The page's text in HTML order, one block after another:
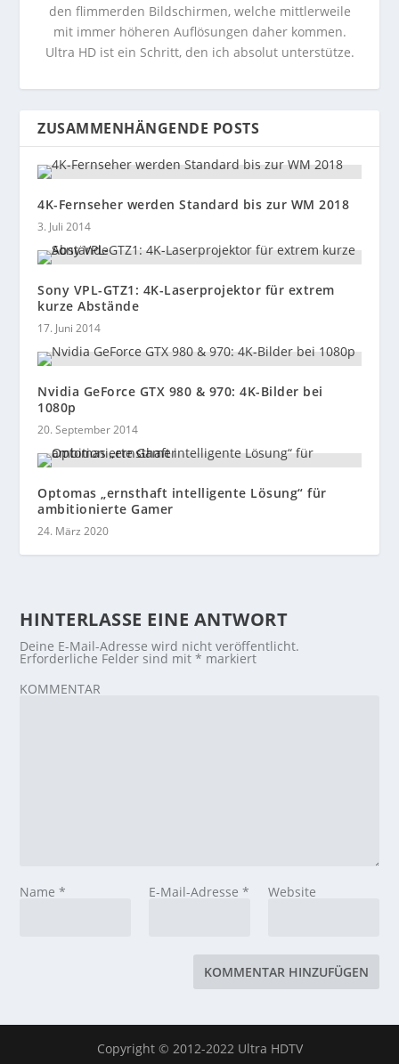
den flimmerden Bildschirmen, welche mittlerweile
mit immer höheren Auflösungen daher kommen.
Ultra HD ist ein Schritt, den ich absolut unterstütze.
ZUSAMMENHÄNGENDE POSTS
4K-Fernseher werden Standard bis zur WM 2018
3. Juli 2014
Sony VPL-GTZ1: 4K-Laserprojektor für extrem
kurze Abstände
17. Juni 2014
Nvidia GeForce GTX 980 & 970: 4K-Bilder bei
1080p
20. September 2014
Optomas „ernsthaft intelligente Lösung“ für
ambitionierte Gamer
24. März 2020
HINTERLASSE EINE ANTWORT
Deine E-Mail-Adresse wird nicht veröffentlicht.
Erforderliche Felder sind mit* markiert
KOMMENTAR
Name* E-Mail-Adresse * Website
Copyright © 2012-2022 Ultra HDTV